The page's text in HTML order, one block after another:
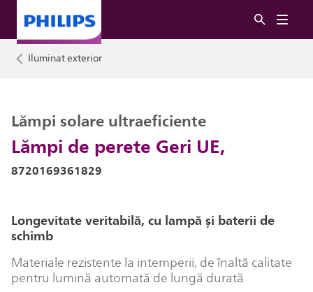
Iluminat exterior
Lămpi de perete Geri UE,
Lămpi solare ultraeficiente
8720169361829
Longevitate veritabilă, cu lampă și baterii de
schimb
Materiale rezistente la intemperii, de înaltă calitate
pentru lumină automată de lungă durată